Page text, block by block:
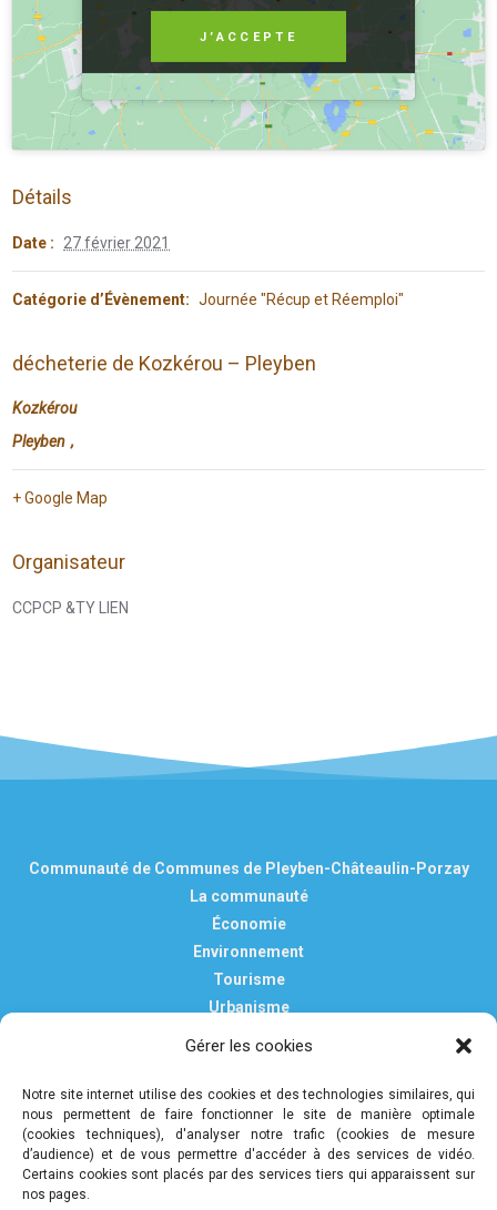
Gérer les cookies
Notre site internet utilise des cookies et des technologies similaires, qui
nous permettent de faire fonctionner le site de manière optimale
(cookies techniques), d'analyser notre trafic (cookies de mesure
d’audience) et de vous permettre d'accéder à des services de vidéo.
Certains cookies sont placés par des services tiers qui apparaissent sur
nos pages.
J’ACCEPTE
J’ACCEPTE
Détails
Date : 27 février 2021
Catégorie d’Évènement: Journée "Récup et Réemploi"
décheterie de Kozkérou – Pleyben
Kozkérou
Pleyben ,
+ Google Map
Organisateur
CCPCP &TY LIEN
Communauté de Communes de Pleyben-Châteaulin-Porzay
La communauté
Économie
Environnement
Tourisme
Urbanisme
Mentions légales
Politique de confidentialité et de protection des données
personnelles